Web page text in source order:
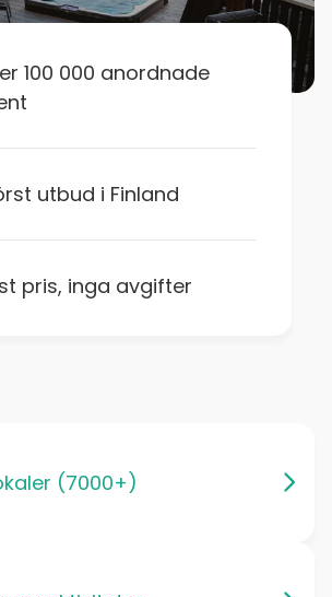
100 000 anordnade
utbud i Finland
pris, inga avgifter
(7000+)